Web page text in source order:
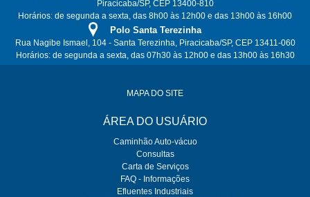
Piracicaba/SP, CEP 13400-810
Horários: de segunda a sexta, das 8h00 às 12h00 e das 13h00 às 16h00
Polo Santa Terezinha
Rua Nagibe Ismael, 104 - Santa Terezinha, Piracicaba/SP, CEP 13411-060
Horários: de segunda a sexta, das 07h30 às 12h00 e das 13h00 às 16h30
MAPA DO SITE
ÁREA DO USUÁRIO
Caminhão Auto-vácuo
Consultas
Carta de Serviços
FAQ - Informações
Efluentes Industriais